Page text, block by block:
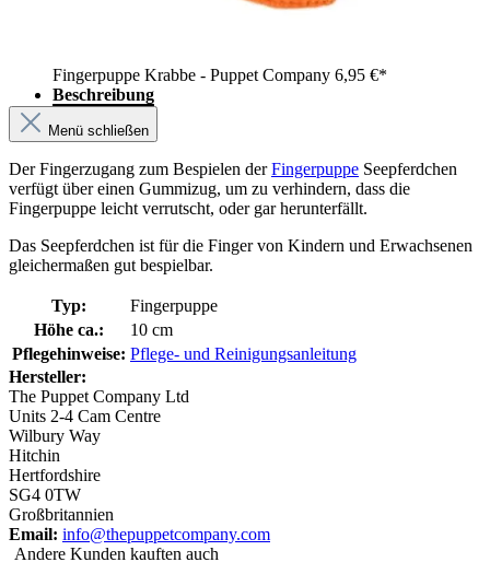
Fingerpuppe Krabbe - Puppet Company 6,95 €*
Beschreibung
Menü schließen
Der Fingerzugang zum Bespielen derFingerpuppe Seepferdchen
verfügt über einen Gummizug, um zu verhindern, dass die
Fingerpuppe leicht verrutscht, oder gar herunterfällt.
Das Seepferdchen ist für die Finger von Kindern und Erwachsenen
gleichermaßen gut bespielbar.
Typ:
Fingerpuppe
Höhe ca.:
10 cm
Pflegehinweise: Pflege- und Reinigungsanleitung
Hersteller:
The Puppet Company Ltd
Units 2-4 Cam Centre
Wilbury Way
Hitchin
Hertfordshire
SG4 0TW
Großbritannien
Email: info@thepuppetcompany.com
Andere Kunden kauften auch